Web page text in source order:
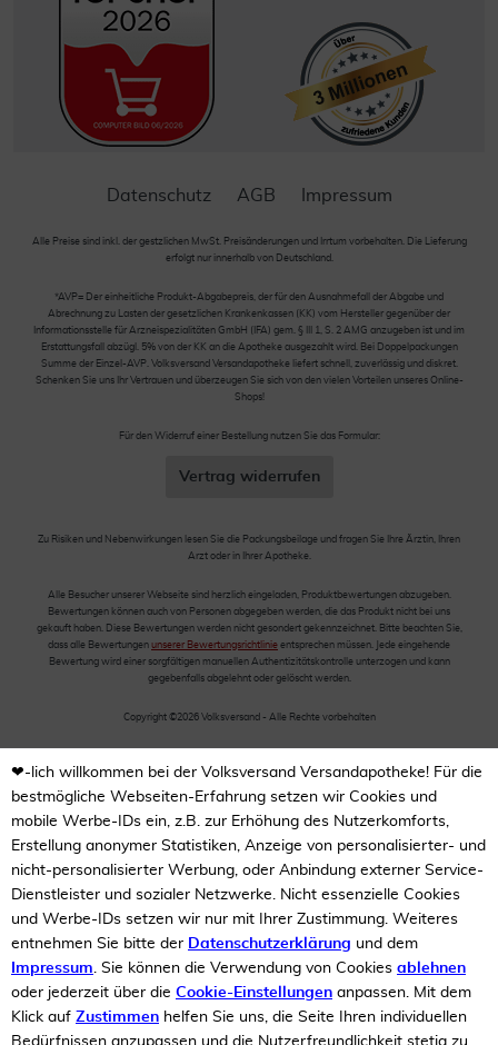
Datenschutz AGB Impressum
Alle Preise sind inkl. der gestzlichen MwSt. Preisänderungen und Irrtum vorbehalten. Die Lieferung
erfolgt nur innerhalb von Deutschland.
*AVP= Der einheitliche Produkt-Abgabepreis, der für den Ausnahmefall der Abgabe und
Abrechnung zu Lasten der gesetzlichen Krankenkassen (KK) vom Hersteller gegenüber der
Informationsstelle für Arzneispezialitäten GmbH (IFA) gem. § III 1, S. 2 AMG anzugeben ist und im
Erstattungsfall abzügl. 5% von der KK an die Apotheke ausgezahlt wird. Bei Doppelpackungen
Summe der Einzel-AVP. Volksversand Versandapotheke liefert schnell, zuverlässig und diskret.
Schenken Sie uns Ihr Vertrauen und überzeugen Sie sich von den vielen Vorteilen unseres Online-
Shops!
Für den Widerruf einer Bestellung nutzen Sie das Formular:
Vertrag widerrufen
Zu Risiken und Nebenwirkungen lesen Sie die Packungsbeilage und fragen Sie Ihre Ärztin, Ihren
Arzt oder in Ihrer Apotheke.
Alle Besucher unserer Webseite sind herzlich eingeladen, Produktbewertungen abzugeben.
Bewertungen können auch von Personen abgegeben werden, die das Produkt nicht bei uns
gekauft haben. Diese Bewertungen werden nicht gesondert gekennzeichnet. Bitte beachten Sie,
dass alle Bewertungen unserer Bewertungsrichtlinie entsprechen müssen. Jede eingehende
Bewertung wird einer sorgfältigen manuellen Authentizitätskontrolle unterzogen und kann
gegebenfalls abgelehnt oder gelöscht werden.
Copyright ©2026 Volksversand - Alle Rechte vorbehalten
❤-lich willkommen bei der Volksversand Versandapotheke! Für die
bestmögliche Webseiten-Erfahrung setzen wir Cookies und
mobile Werbe-IDs ein, z.B. zur Erhöhung des Nutzerkomforts,
Erstellung anonymer Statistiken, Anzeige von personalisierter- und
nicht-personalisierter Werbung, oder Anbindung externer Service-
Dienstleister und sozialer Netzwerke. Nicht essenzielle Cookies
und Werbe-IDs setzen wir nur mit Ihrer Zustimmung. Weiteres
entnehmen Sie bitte der Datenschutzerklärung und dem
Impressum. Sie können die Verwendung von Cookies ablehnen
oder jederzeit über die Cookie-Einstellungen anpassen. Mit dem
Klick auf Zustimmen helfen Sie uns, die Seite Ihren individuellen
Bedürfnissen anzupassen und die Nutzerfreundlichkeit stetig zu